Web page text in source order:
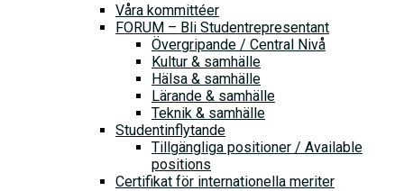
Våra kommittéer
FORUM – Bli Studentrepresentant
Övergripande / Central Nivå
Kultur & samhälle
Hälsa & samhälle
Lärande & samhälle
Teknik & samhälle
Studentinflytande
Tillgängliga positioner / Available
positions
Certifikat för internationella meriter